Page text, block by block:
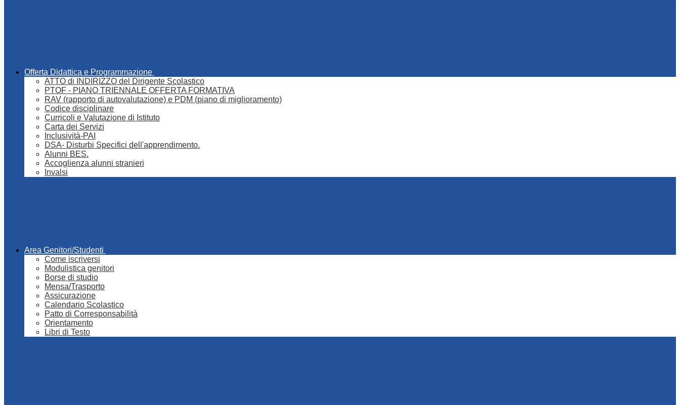
Offerta Didattica e Programmazione
ATTO di INDIRIZZO del Dirigente Scolastico
PTOF - PIANO TRIENNALE OFFERTA FORMATIVA
RAV (rapporto di autovalutazione) e PDM (piano di miglioramento)
Codice disciplinare
Curricoli e Valutazione di Istituto
Carta dei Servizi
Inclusività-PAI
DSA- Disturbi Specifici dell'apprendimento.
Alunni BES.
Accoglienza alunni stranieri
Invalsi
Area Genitori/Studenti
Come iscriversi
Modulistica genitori
Borse di studio
Mensa/Trasporto
Assicurazione
Calendario Scolastico
Patto di Corresponsabilità
Orientamento
Libri di Testo